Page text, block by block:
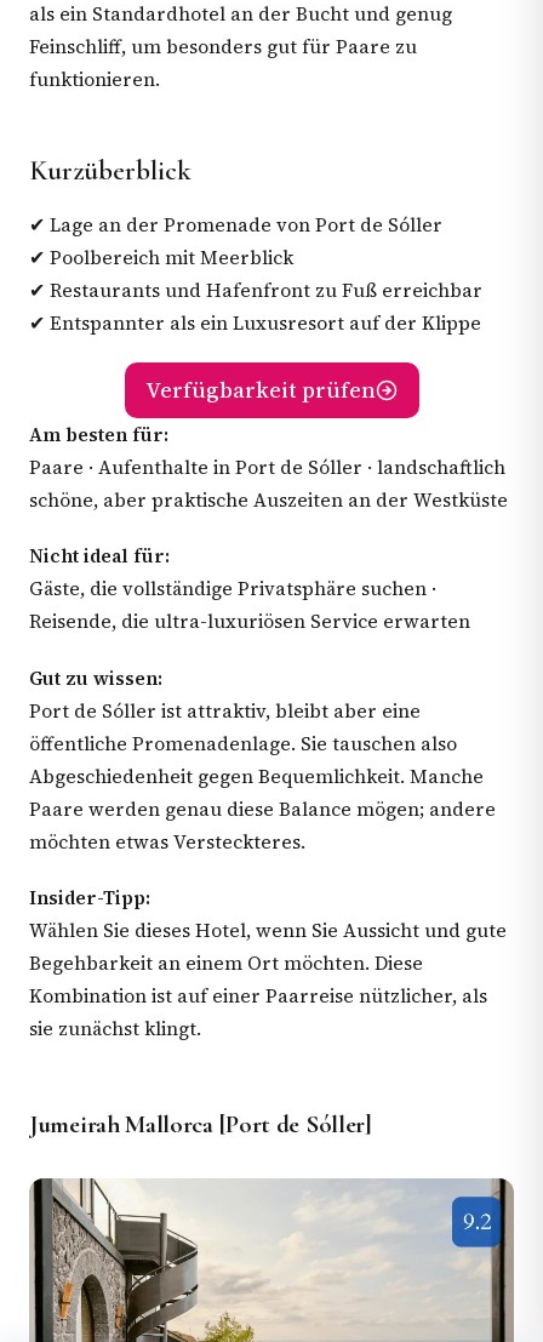
als ein Standardhotel an der Bucht und genug
Feinschliff, um besonders gut für Paare zu
funktionieren.
Kurzüberblick
✔ Lage an der Promenade von Port de Sóller
✔ Poolbereich mit Meerblick
✔ Restaurants und Hafenfront zu Fuß erreichbar
✔ Entspannter als ein Luxusresort auf der Klippe
Verfügbarkeit prüfen
Am besten für:
Paare · Aufenthalte in Port de Sóller · landschaftlich
schöne, aber praktische Auszeiten an der Westküste
Nicht ideal für:
Gäste, die vollständige Privatsphäre suchen ·
Reisende, die ultra-luxuriösen Service erwarten
Gut zu wissen:
Port de Sóller ist attraktiv, bleibt aber eine
öffentliche Promenadenlage. Sie tauschen also
Abgeschiedenheit gegen Bequemlichkeit. Manche
Paare werden genau diese Balance mögen; andere
möchten etwas Versteckteres.
Insider-Tipp:
Wählen Sie dieses Hotel, wenn Sie Aussicht und gute
Begehbarkeit an einem Ort möchten. Diese
Kombination ist auf einer Paarreise nützlicher, als
sie zunächst klingt.
Jumeirah Mallorca [Port de Sóller]